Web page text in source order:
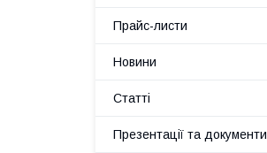
Прайс-листи
Новини
Статті
Презентації та документи